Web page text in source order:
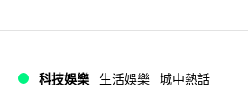
科技娛樂 生活娛樂 城中熱話